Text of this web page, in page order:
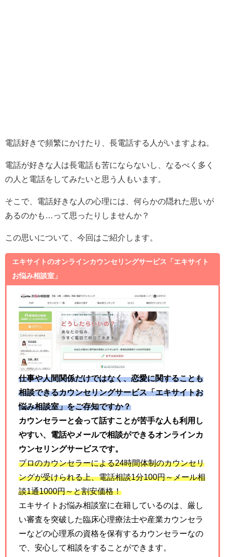
電話好きで頻繁にかけたり、長電話する人がいますよね。
電話が好きな人は長電話も苦にならないし、なるべく多く
の人と電話をしてみたいと思う人もいます。
そこで、電話好きな人の心理には、何らかの隠れた思いが
あるのかも…って思ったりしませんか？
この思いについて、今回はご紹介します。
エキサイトのオンラインカウンセリングサービス「エキサイト
お悩み相談室」
仕事や人間関係だけではなく、恋愛に関することも
相談できるカウンセリングサービス「エキサイトお
悩み相談室」をご存知ですか？
カウンセラーと会って話すことが苦手な人も利用し
やすい、電話やメールで相談ができるオンラインカ
ウンセリングサービスです。
プロのカウンセラーによる24時間体制のカウンセリ
ングが受けられる上、電話相談1分100円～メール相
談1通1000円～と割安価格！
エキサイトお悩み相談室に在籍しているのは、厳し
い審査を突破した臨床心理療法士や産業カウンセラ
ーなどの心理系の資格を保有するカウンセラーなの
で、安心して相談をすることができます。